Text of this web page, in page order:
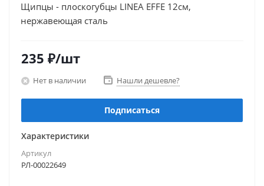
Щипцы - плоскогубцы LINEA EFFE 12см,
нержавеющая сталь
235 ₽/шт
Нет в наличии Нашли дешевле?
Подписаться
Характеристики
Артикул
РЛ-00022649